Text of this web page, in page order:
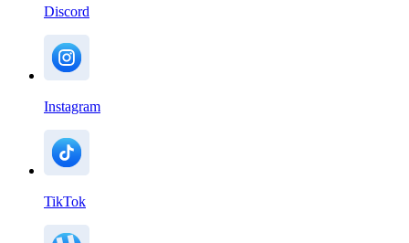
Discord
Instagram
TikTok